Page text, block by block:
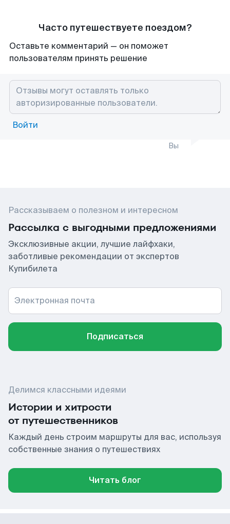
Часто путешествуете поездом?
Оставьте комментарий — он поможет
пользователям принять решение
Войти
Вы
Рассказываем о полезном и интересном
Рассылка с выгодными предложениями
Эксклюзивные акции, лучшие лайфхаки,
заботливые рекомендации от экспертов
Купибилета
Электронная почта
Подписаться
Делимся классными идеями
Истории и хитрости
от путешественников
Каждый день строим маршруты для вас, используя
собственные знания о путешествиях
Читать блог